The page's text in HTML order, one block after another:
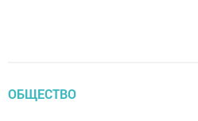
ОБЩЕСТВО